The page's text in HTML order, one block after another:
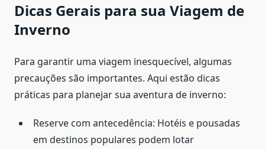
Dicas Gerais para sua Viagem de
Inverno
Para garantir uma viagem inesquecível, algumas
precauções são importantes. Aqui estão dicas
práticas para planejar sua aventura de inverno:
Reserve com antecedência: Hotéis e pousadas
em destinos populares podem lotar